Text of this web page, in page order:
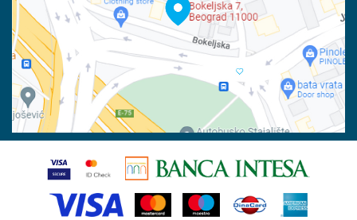
100023031
Matični broj:
07790937
Reklamacije
Povraćaj sredstava
Zamena veličine i zamena artikla za drugi
Kako kupiti